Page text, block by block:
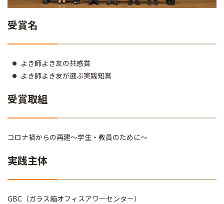
受賞名
よき師よき友の共感賞
よき師よき友が選ぶ実践知賞
受賞取組
コロナ禍からの再建～学生・教員のために～
実践主体
GBC（ガラス箱オフィスアワーセンター）